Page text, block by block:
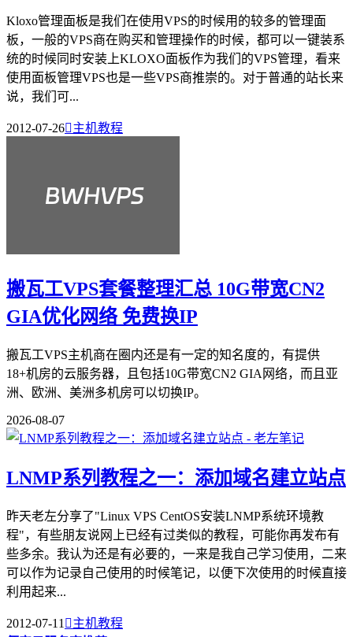
Kloxo管理面板是我们在使用VPS的时候用的较多的管理面
板，一般的VPS商在购买和管理操作的时候，都可以一键装系
统的时候同时安装上KLOXO面板作为我们的VPS管理，看来
使用面板管理VPS也是一些VPS商推崇的。对于普通的站长来
说，我们可...
2012-07-26主机教程
搬瓦工VPS套餐整理汇总 10G带宽CN2
GIA优化网络 免费换IP
搬瓦工VPS主机商在圈内还是有一定的知名度的，有提供
18+机房的云服务器，且包括10G带宽CN2 GIA网络，而且亚
洲、欧洲、美洲多机房可以切换IP。
2026-08-07
LNMP系列教程之一：添加域名建立站点
昨天老左分享了"Linux VPS CentOS安装LNMP系统环境教
程"，有些朋友说网上已经有过类似的教程，可能你再发布有
些多余。我认为还是有必要的，一来是我自己学习使用，二来
可以作为记录自己使用的时候笔记，以便下次使用的时候直接
利用起来...
2012-07-11 主机教程